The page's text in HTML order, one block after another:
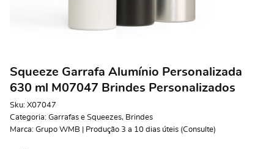
Squeeze Garrafa Alumínio Personalizada
630 ml M07047 Brindes Personalizados
Sku: X07047
Categoria: Garrafas e Squeezes, Brindes
Marca: Grupo WMB | Produção 3 a 10 dias úteis (Consulte)